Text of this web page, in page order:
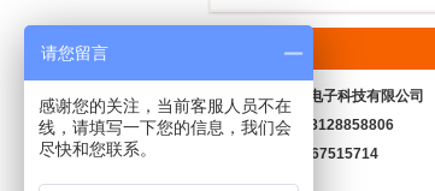
联系我们
深圳市创百欧电子科技有限公司
电话/微信： 18128858806
QQ：3467515714
唐先生
请您留言
感谢您的关注，当前客服人员不在
线，请填写一下您的信息，我们会
尽快和您联系。